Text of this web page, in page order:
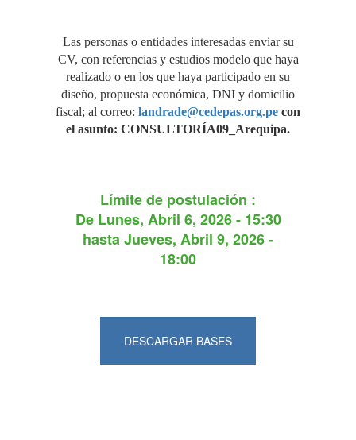
CORÍO"
Las personas o entidades interesadas enviar su
CV, con referencias y estudios modelo que haya
realizado o en los que haya participado en su
diseño, propuesta económica, DNI y domicilio
fiscal; al correo: landrade@cedepas.org.pe con
el asunto: CONSULTORÍA09_Arequipa.
Límite de postulación :
De Lunes, Abril 6, 2026 - 15:30
hastaJueves, Abril 9, 2026 -
18:00
DESCARGAR BASES